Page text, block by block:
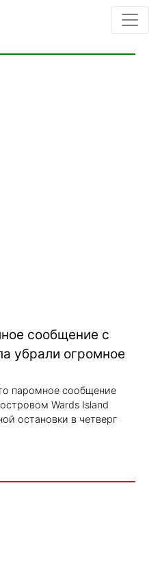
сообщение с
убрали огромное
паромное сообщение
Wards Island
остановки в четверг